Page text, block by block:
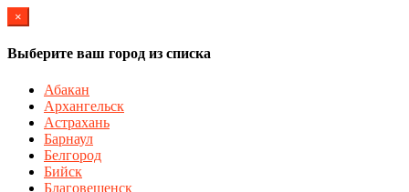
×
Выберите ваш город из списка
Абакан
Архангельск
Астрахань
Барнаул
Белгород
Бийск
Благовещенск